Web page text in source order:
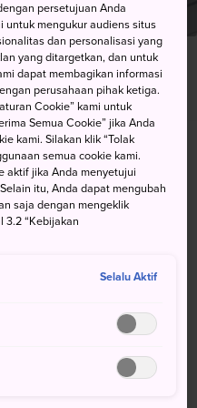
Pertama
Kantor
Negara
di Jepang. Namun,
lainnya, Anda mungkin
Anda dan detail kontak
persetujuan Anda
untuk mengukur audiens situs
dan personalisasi yang
yang ditargetkan, dan untuk
dapat membagikan informasi
perusahaan pihak ketiga.
Cookie” kami untuk
Semua Cookie” jika Anda
kami. Silakan klik “Tolak
semua cookie kami.
aktif jika Anda menyetujui
itu, Anda dapat mengubah
saja dengan mengeklik
3.2 “Kebijakan
Selalu Aktif